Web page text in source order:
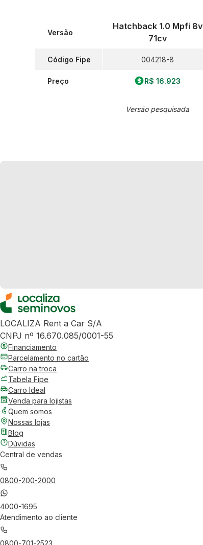
Versão
Código Fipe
Preço
Hatchback 1.0 Mpfi 8v
71cv
004218-8
R$ 16.923
Versão pesquisada
LOCALIZA Rent a Car S/A
CNPJ nº 16.670.085/0001-55
Financiamento
Parcelamento no cartão
Carro na troca
Tabela Fipe
Carro Ideal
Venda para lojistas
Quem somos
Nossas lojas
Blog
Dúvidas
Central de vendas
0800-200-2000
4000-1695
Atendimento ao cliente
0800-701-2523